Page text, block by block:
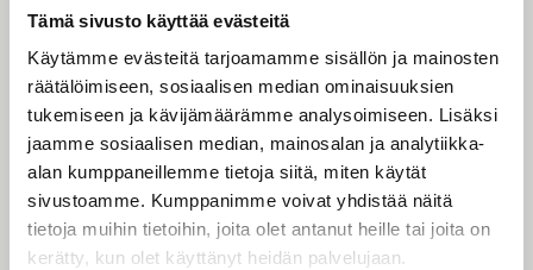
Tämä sivusto käyttää evästeitä
Käytämme evästeitä tarjoamamme sisällön ja mainosten
räätälöimiseen, sosiaalisen median ominaisuuksien
tukemiseen ja kävijämäärämme analysoimiseen. Lisäksi
jaamme sosiaalisen median, mainosalan ja analytiikka-
alan kumppaneillemme tietoja siitä, miten käytät
sivustoamme. Kumppanimme voivat yhdistää näitä
tietoja muihin tietoihin, joita olet antanut heille tai joita on
kerätty, kun olet käyttänyt heidän palvelujaan.
Malmin kauppatie 26
00700 Helsinki
Puh.(09) 350 8230
epilepsialiitto@epilepsia.fi
Tietosuojaseloste
Saavutettavuusseloste
Palautetta sivustosta